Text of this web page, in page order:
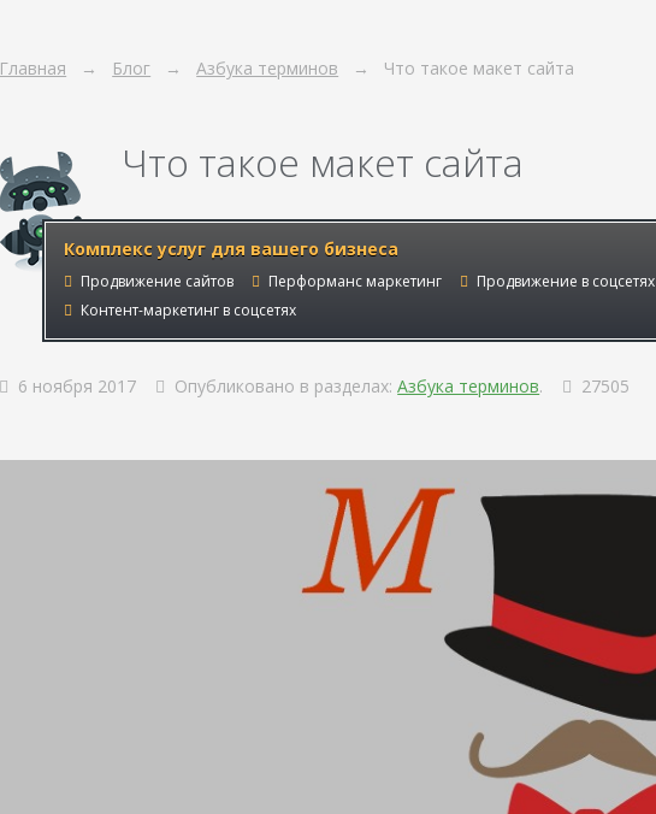
Главная Блог Азбука терминов Что такое макет сайта
Что такое макет сайта
Комплекс услуг для вашего бизнеса
Продвижение сайтов Перформанс маркетинг Продвижение в соцсетях
Контент-маркетинг в соцсетях
6 ноября 2017 Опубликовано в разделах: Азбука терминов. 27505